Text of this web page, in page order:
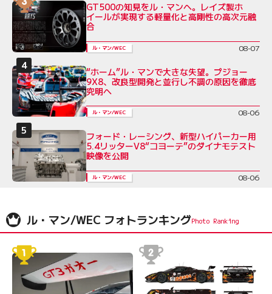
GT500の知見をル・マンへ。レイズ製ホ
イールが実現する軽量化と高剛性の高次元融
合
ル・マン/WEC 08-07
“ホーム”ル・マンで大きな失望。プジョー
9X8、改良型開発と並行し不調の原因を徹底
究明へ
ル・マン/WEC 08-06
フォード・レーシング、新型ハイパーカー用
5.4リッターV8“コヨーテ”のダイナモテスト
映像を公開
ル・マン/WEC 08-06
ル・マン/WEC フォトランキング